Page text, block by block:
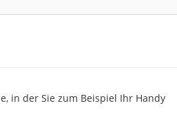
in der Sie zum Beispiel Ihr Handy